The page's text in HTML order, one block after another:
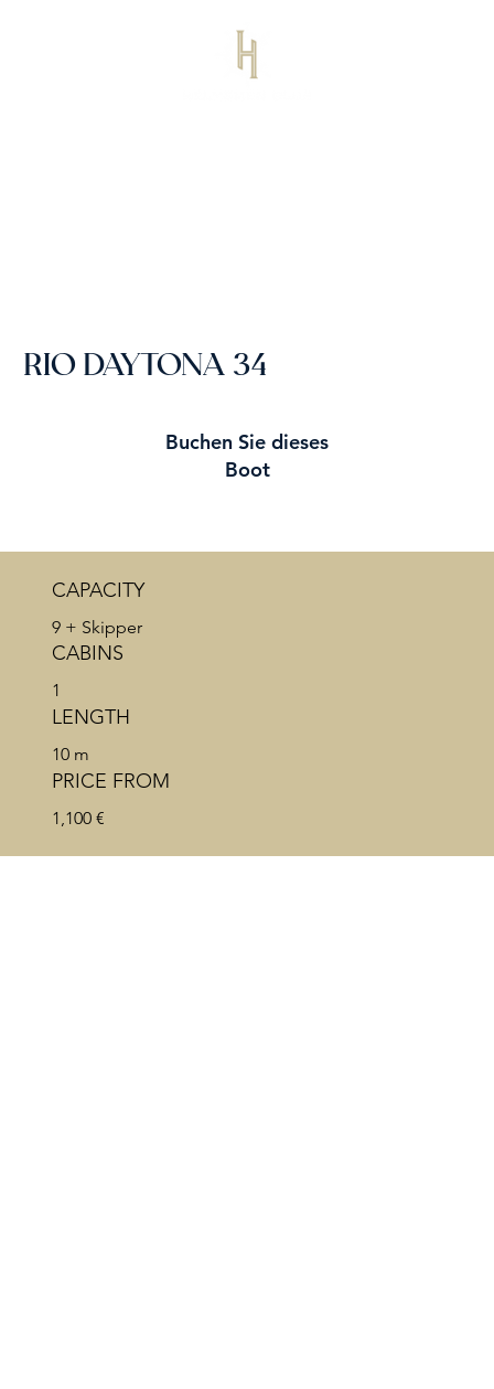
RIO DAYTONA 34
Buchen Sie dieses
Boot
CAPACITY
9 + Skipper
CABINS
1
LENGTH
10 m
PRICE FROM
1,100 €